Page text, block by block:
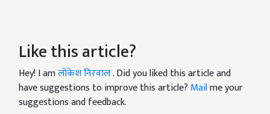
Like this article?
Hey! I amलोकेश निरवाल. Did you liked this article and
have suggestions to improve this article? Mailme your
suggestions and feedback.